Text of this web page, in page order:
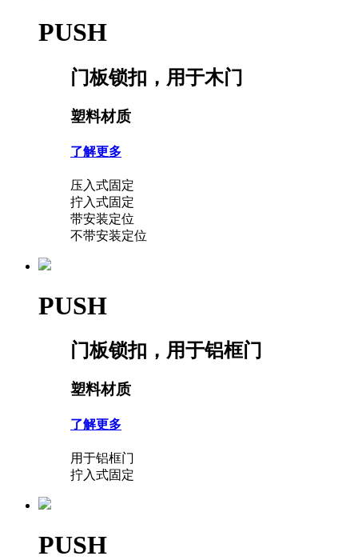
PUSH
门板锁扣，用于木门
塑料材质
了解更多
压入式固定
拧入式固定
带安装定位
不带安装定位
PUSH
门板锁扣，用于铝框门
塑料材质
了解更多
用于铝框门
拧入式固定
PUSH